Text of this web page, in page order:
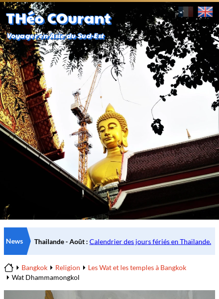
THéo COurant
Voyager en Asie du Sud-Est
News
Home
Bangkok Religion
Les Wat et les temples à Bangkok
Wat Dhammamongkol